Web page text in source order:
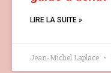
LIRE LA SUITE »
Jean-Michel Laplace